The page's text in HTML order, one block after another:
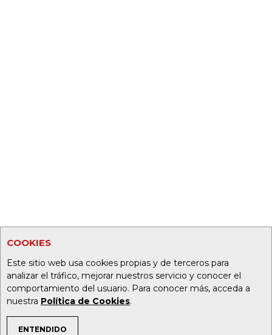
COOKIES
Este sitio web usa cookies propias y de terceros para
analizar el tráfico, mejorar nuestros servicio y conocer el
comportamiento del usuario. Para conocer más, acceda a
nuestra Política de Cookies.
ENTENDIDO